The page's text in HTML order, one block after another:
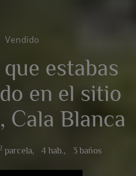
Vendido
estabas
en el sitio
Cala Blanca
parcela, 4 hab., 3 baños